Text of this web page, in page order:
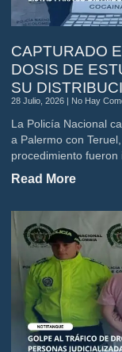
CAPTURADO
DOSIS DE
SU
28 Julio, 2026 No Hay
La Policía Nacional
a Palermo con
procedimiento
Read More